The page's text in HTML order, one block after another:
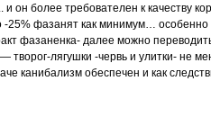
и он более требователен к качеству
-25% фазанят как минимум…
фазаненка- далее можно
творог-лягушки -червь и улитки- не
канибализм обеспечен и как